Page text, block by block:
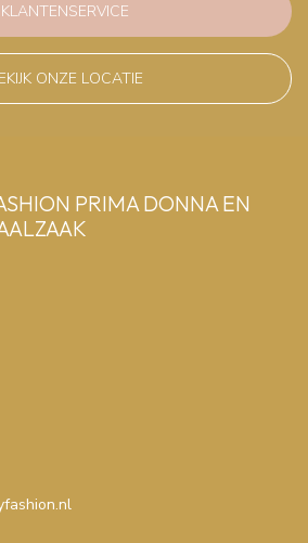
KLANTENSERVICE
ONZE LOCATIE
PRIMA DONNA EN